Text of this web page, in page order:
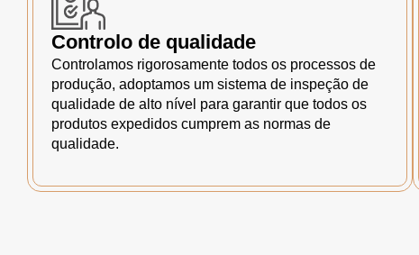
Controlo de qualidade
Controlamos rigorosamente todos os processos de
produção, adoptamos um sistema de inspeção de
qualidade de alto nível para garantir que todos os
produtos expedidos cumprem as normas de
qualidade.